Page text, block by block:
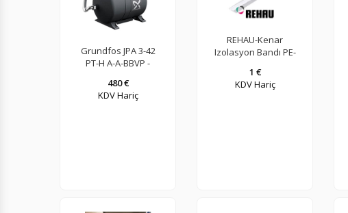
Grundfos JPA 3-42
PT-H A-A-BBVP -
480 €
KDV Hariç
REHAU-Kenar
Izolasyon Bandı PE-
Yapışkansız-
256244002
1 €
KDV Hariç